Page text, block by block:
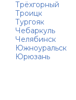
Трёхгорный
Троицк
Тургояк
Чебаркуль
Челябинск
Южноуральск
Юрюзань